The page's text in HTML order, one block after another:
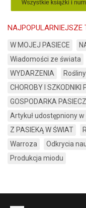
NAJPOPULARNIEJSZE
W MOJEJ PASIECE
Wiadomości ze świata
WYDARZENIA
CHOROBY I SZKODNIKI
GOSPODARKA
Artykuł udostępniony w
Z PASIEKĄ W ŚWIAT
Warroza
Odkrycia
Produkcja miodu